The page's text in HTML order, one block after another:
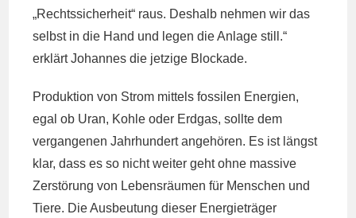
„Rechtssicherheit“ raus. Deshalb nehmen wir das
selbst in die Hand und legen die Anlage still.“
erklärt Johannes die jetzige Blockade.
Produktion von Strom mittels fossilen Energien,
egal ob Uran, Kohle oder Erdgas, sollte dem
vergangenen Jahrhundert angehören. Es ist längst
klar, dass es so nicht weiter geht ohne massive
Zerstörung von Lebensräumen für Menschen und
Tiere. Die Ausbeutung dieser Energieträger